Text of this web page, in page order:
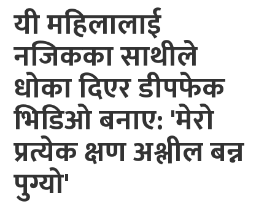
यी महिलालाई
नजिकका साथीले
धोका दिएर डीपफेक
भिडिओ बनाए: 'मेरो
प्रत्येक क्षण अश्लील बन्न
पुग्यो'